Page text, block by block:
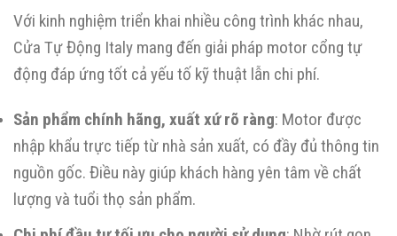
Với kinh nghiệm triển khai nhiều công trình khác nhau,
Cửa Tự Động Italy mang đến giải pháp motor cổng tự
động đáp ứng tốt cả yếu tố kỹ thuật lẫn chi phí.
Sản phẩm chính hãng, xuất xứ rõ ràng: Motor được
nhập khẩu trực tiếp từ nhà sản xuất, có đầy đủ thông tin
nguồn gốc. Điều này giúp khách hàng yên tâm về chất
lượng và tuổi thọ sản phẩm.